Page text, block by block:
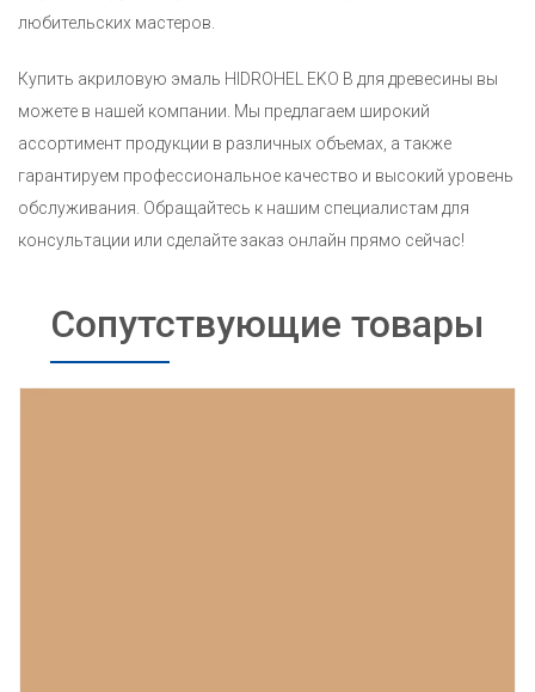
любительских мастеров.
Купить акриловую эмаль HIDROHEL EKO B для древесины вы
можете в нашей компании. Мы предлагаем широкий
ассортимент продукции в различных объемах, а также
гарантируем профессиональное качество и высокий уровень
обслуживания. Обращайтесь к нашим специалистам для
консультации или сделайте заказ онлайн прямо сейчас!
Сопутствующие товары